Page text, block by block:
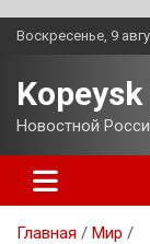
Перейти
Воскресенье, 9
Новостной
Главная
Мир